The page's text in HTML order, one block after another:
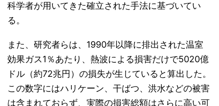
科学者が用いてきた確立された手法に基づいてい
る。
また、研究者らは、1990年以降に排出された温室
効果ガス1％あたり、熱波による損害だけで5020億
ドル（約72兆円）の損失が生じていると算出した。
この数字にはハリケーン、干ばつ、洪水などの被害
は含まれておらず、実際の損害総額はさらに高い可